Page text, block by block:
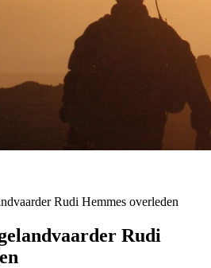
Rudi Hemmes overleden
Rudi